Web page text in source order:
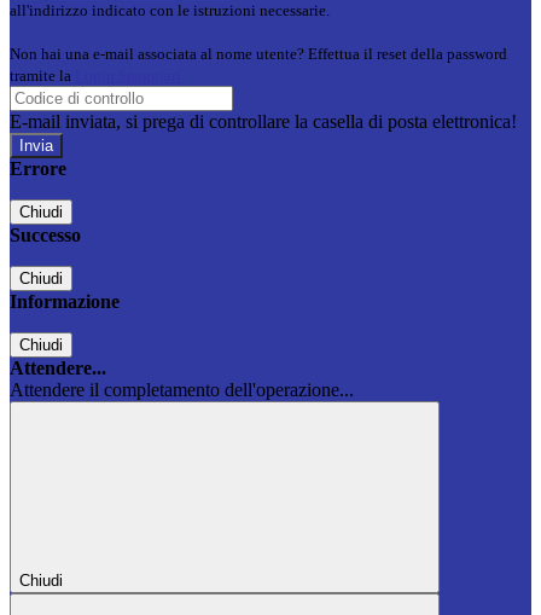
all'indirizzo indicato con le istruzioni necessarie.
Non hai una e-mail associata al nome utente? Effettua il reset della password
tramite la
E-mail inviata, si prega di controllare la casella di posta elettronica!
Errore
Chiudi
Successo
Chiudi
Informazione
Chiudi
Attendere...
Attendere il completamento dell'operazione...
Chiudi